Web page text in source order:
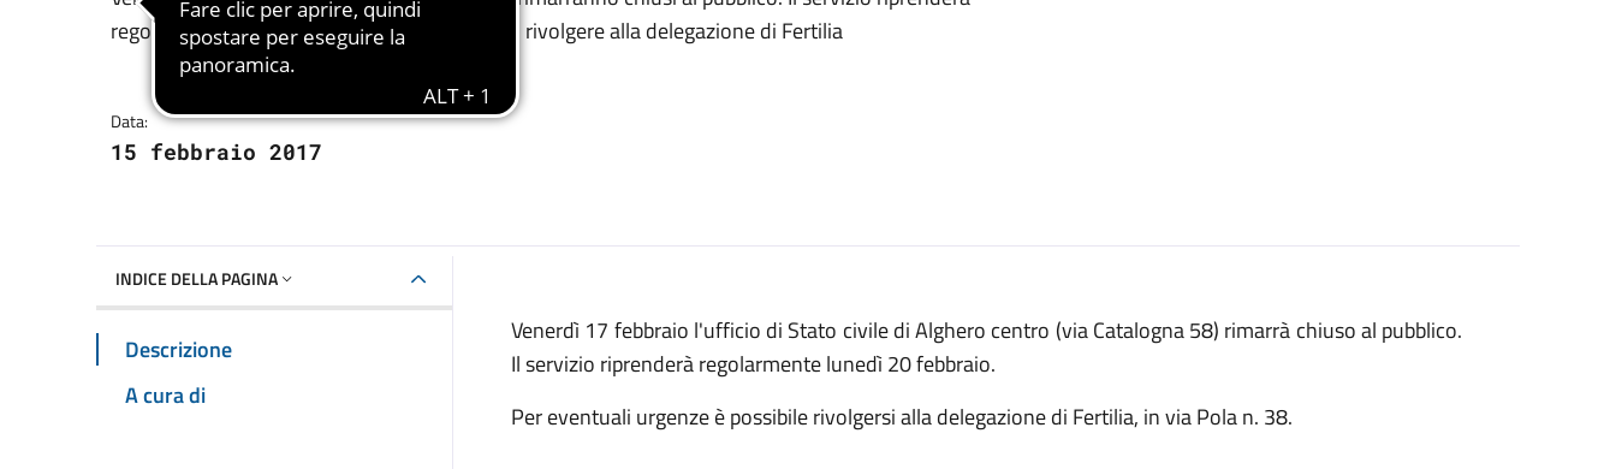
regolarmente lunedì 20. Per urgenze ci si può rivolgere alla delegazione di Fertilia
Data:
15 febbraio 2017
INDICE DELLA PAGINA
Descrizione
A cura di
Venerdì 17 febbraio l'ufficio di Stato civile di Alghero centro (via Catalogna 58) rimarrà chiuso al pubblico.
Il servizio riprenderà regolarmente lunedì 20 febbraio.
Per eventuali urgenze è possibile rivolgersi alla delegazione di Fertilia, in via Pola n. 38.